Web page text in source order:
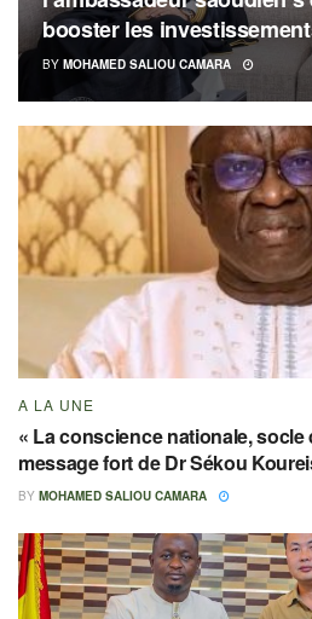
booster les
BY MOHAMED SALIOU CAMARA
A LA UNE
« La conscience nationale, socle
message fort de Dr Sékou
BY MOHAMED SALIOU CAMARA